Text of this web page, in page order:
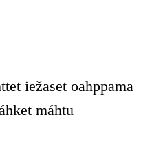
iežaset oahppama
máhtu